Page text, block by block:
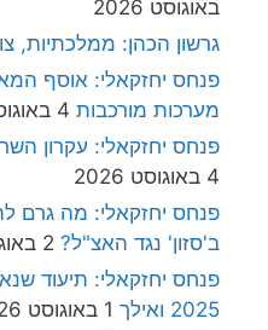
באוגוסט 2026
גרשון הכהן: ממלכתיות,
פנחס יחזקאלי: אוסף
מערכות מורכבות 4 באוגוסט 2026
פנחס יחזקאלי: עקרון
4 באוגוסט 2026
פנחס יחזקאלי: מה גרם
ב'סזון' נגד האצ"ל? 2 באוגוסט 2026
פנחס יחזקאלי: תיעוד
2025 ואילך
1 באוגוסט 2026